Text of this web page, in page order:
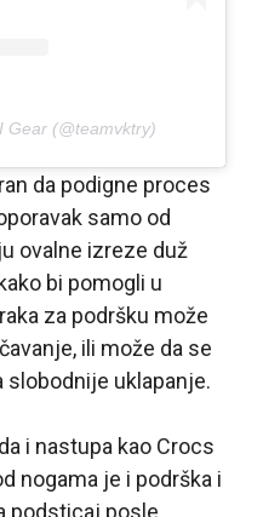
Gear (@teamvktry)
da podigne proces
samo od
ovalne izreze duž
bi pomogli u
za podršku može
ili može da se
slobodnije uklapanje.
i nastupa kao Crocs
nogama je i podrška i
podsticaj posle